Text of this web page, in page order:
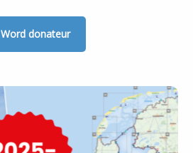
Word donateur